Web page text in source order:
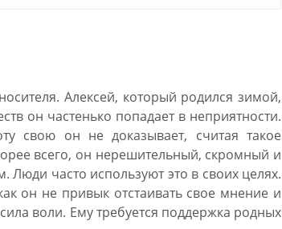
Алексей, который родился зимой,
он частенько попадает в неприятности.
свою он не доказывает, считая такое
всего, он нерешительный, скромный и
часто используют это в своих целях.
он не привык отстаивать свое мнение и
воли. Ему требуется поддержка родных